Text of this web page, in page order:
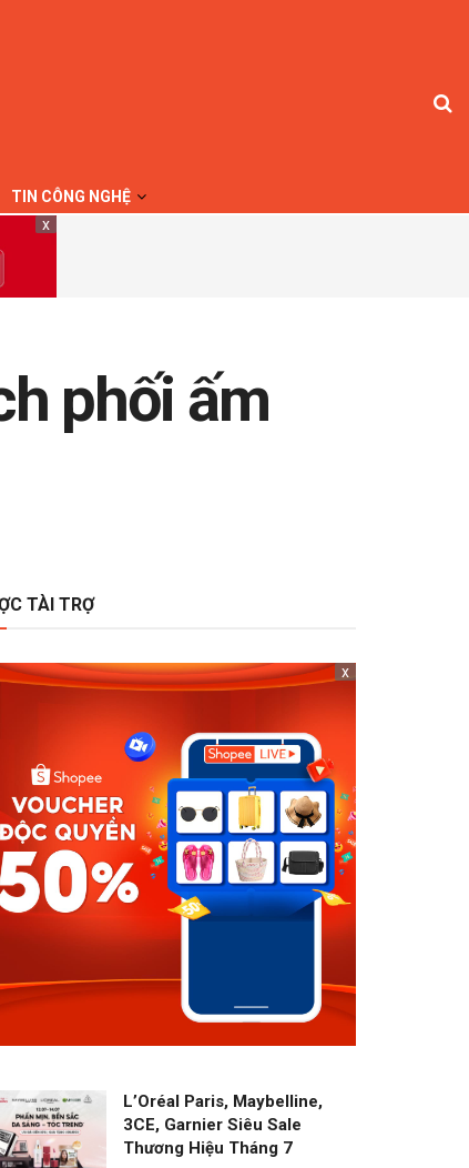
TIN CÔNG NGHỆ
x
phối ấm
TÀI TRỢ
x
L’Oréal Paris, Maybelline,
3CE, Garnier Siêu Sale
Thương Hiệu Tháng 7